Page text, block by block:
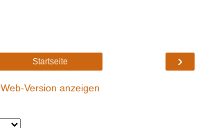
›
Startseite
Web-Version anzeigen